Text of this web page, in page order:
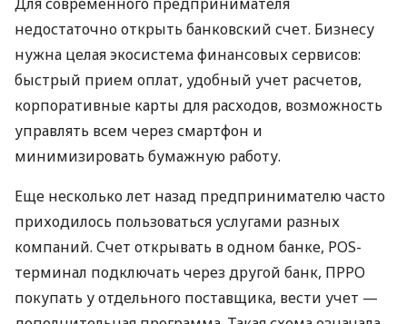
недостаточно открыть банковский счет. Бизнесу
нужна целая экосистема финансовых сервисов:
быстрый прием оплат, удобный учет расчетов,
корпоративные карты для расходов, возможность
управлять всем через смартфон и
минимизировать бумажную работу.
Еще несколько лет назад предпринимателю часто
приходилось пользоваться услугами разных
компаний. Счет открывать в одном банке, POS-
терминал подключать через другой банк, ПРРО
покупать у отдельного поставщика, вести учет —